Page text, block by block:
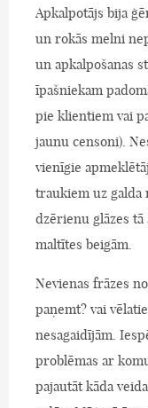
Apkalpotājs bija
un rokās melni
un apkalpošanas
īpašniekam
pie klientiem vai
jaunu censoni).
vienīgie
traukiem uz galda
dzērienu glāzes
maltītes beigām.
Nevienas frāzes
paņemt? vai
nesagaidījām.
problēmas ar
pajautāt kāda